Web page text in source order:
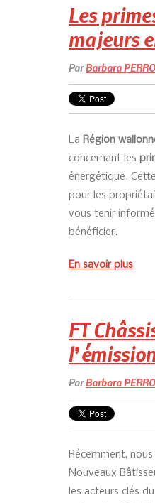
Les
majeurs
ParBarbara
La Région
concernant les
énergétique. Cette
pour les
vous tenir
bénéficier.
En savoir plus
FT
ParBarbara
Récemment,
Nouveaux
les acteurs clés